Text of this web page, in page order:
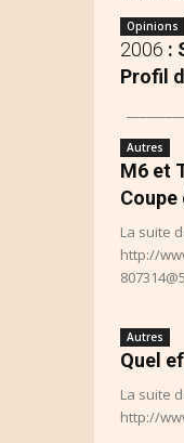
Opinions
2006 :
Profil
Autres
M6 et
Coupe
La suite
http://
Autres
Quel
La suite
http://